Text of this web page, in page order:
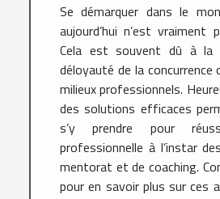
Se démarquer dans le
aujourd’hui n’est vraiment
Cela est souvent dû à
déloyauté de la concurrence
milieux professionnels.
des solutions efficaces
s’y prendre pour
professionnelle à l’instar
mentorat et de coaching.
pour en savoir plus sur ces